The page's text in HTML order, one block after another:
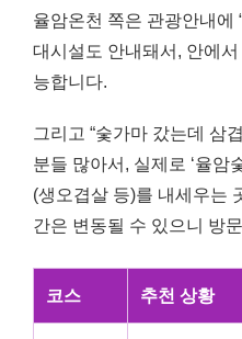
율암온천 쪽은 관광안내에
대시설도 안내돼서, 안에
능합니다.
그리고 “숯가마 갔는데 삼
분들 많아서, 실제로 ‘율암
(생오겹살 등)를 내세우는
간은 변동될 수 있으니 방
코스 추천 상황